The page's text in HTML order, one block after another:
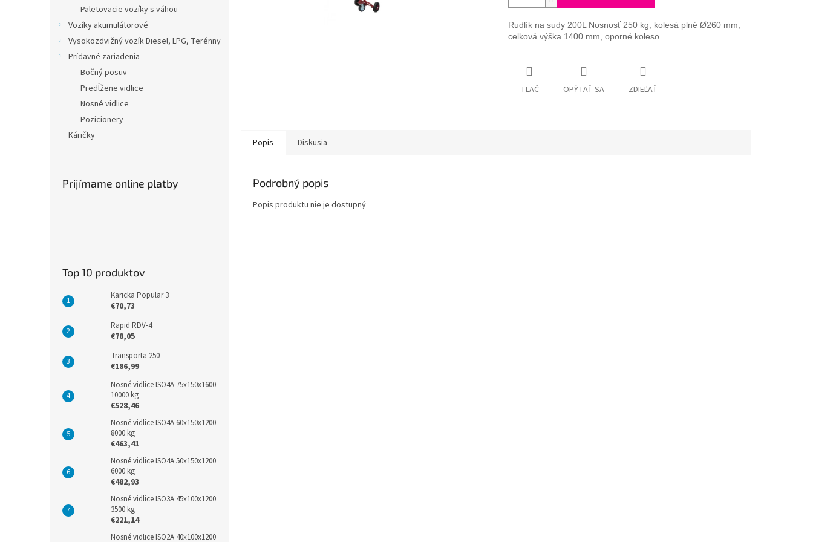
Paletovacie vozíky s váhou
Vozíky akumulátorové
Vysokozdvižný vozík Diesel, LPG, Terénny
Prídavné zariadenia
Bočný posuv
Predĺžene vidlice
Nosné vidlice
Pozicionery
Káričky
Prijímame online platby
Top 10 produktov
Karicka Popular 3
€70,73
Rapid RDV-4
€78,05
Transporta 250
€186,99
Nosné vidlice ISO4A 75x150x1600
10000 kg
€528,46
Nosné vidlice ISO4A 60x150x1200
8000 kg
€463,41
Nosné vidlice ISO4A 50x150x1200
6000 kg
€482,93
Nosné vidlice ISO3A 45x100x1200
3500 kg
€221,14
Nosné vidlice ISO2A 40x100x1200
Rudlík na sudy 200L Nosnosť 250 kg, kolesá plné Ø260 mm,
celková výška 1400 mm, oporné koleso
TLAČ OPÝTAŤ SA ZDIEĽAŤ
Popis Diskusia
Podrobný popis
Popis produktu nie je dostupný